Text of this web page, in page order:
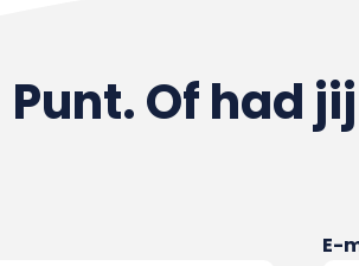
Punt. Of had
E-